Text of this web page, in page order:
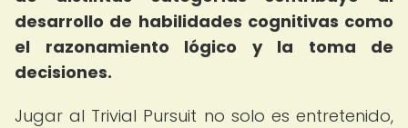
desarrollo de habilidades cognitivas como
el razonamiento lógico y la toma de
decisiones.
Jugar al Trivial Pursuit no solo es entretenido,